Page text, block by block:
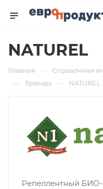
NATUREL
Главная — Справочная
— Бренды — NATUREL
Репеллентный